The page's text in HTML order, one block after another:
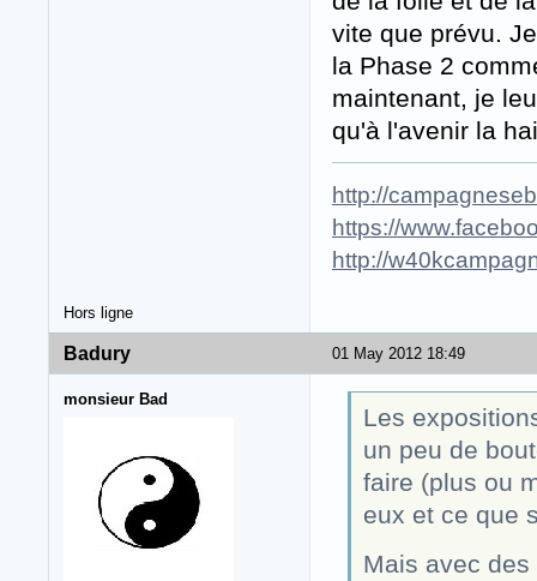
vite que prévu.
la Phase 2
maintenant, je
qu'à l'avenir la
http://
https://
http://
Hors ligne
01 May 2012 18:49
Badury
monsieur Bad
Les
un peu de
faire (plus ou
eux et ce que
Mais avec